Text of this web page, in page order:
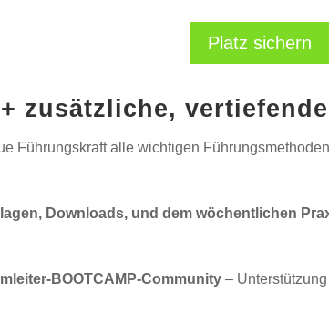
Platz sichern
zusätzliche,
Führungskraft alle wichtigen
Downloads, und dem wöchentlichen
BOOTCAMP-Community –